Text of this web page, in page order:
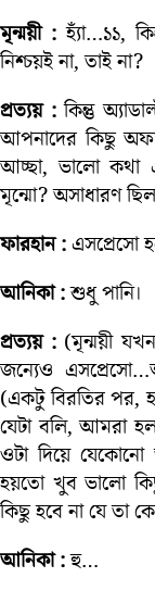
মৃন্ময়ী :হ্যাঁ…১১,
নিশ্চয়ই না, তাই না?
প্রত্যয় :কিন্তু
আপনাদের কিছু
আচ্ছা, ভালো কথা
মৃন্মো? অসাধারণ
ফারহান :এসপ্রেসো
আনিকা :শুধু পানি।
প্রত্যয় :(মৃন্ময়ী
জন্যেও
(একটু বিরতির পর,
যেটা বলি, আমরা
ওটা দিয়ে যেকোনো
হয়তো খুব ভালো
কিছু হবে না যে তা
আনিকা :হু…